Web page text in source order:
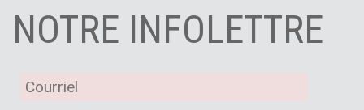
NOTRE INFOLETTRE